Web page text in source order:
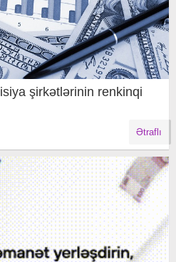
şirkətlərinin renkinqi
Ətraflı